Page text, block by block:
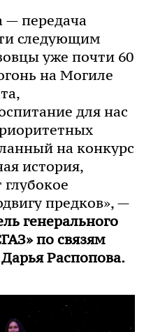
— передача
следующим
уже почти 60
на Могиле
для нас
на конкурс
история,
предков», —
генерального
по связям
Распопова.